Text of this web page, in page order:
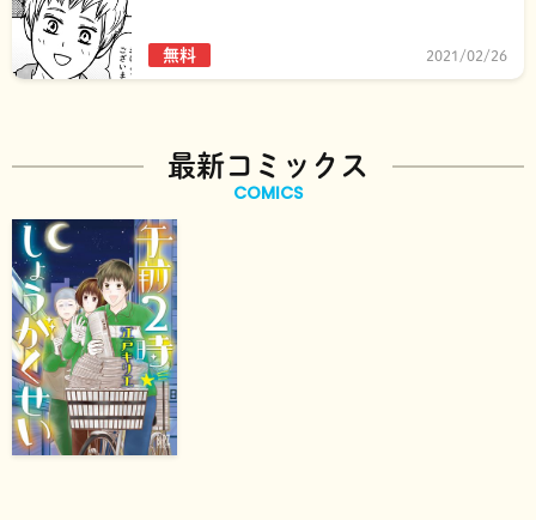
無料 2021/02/26
最新コミックス
COMICS